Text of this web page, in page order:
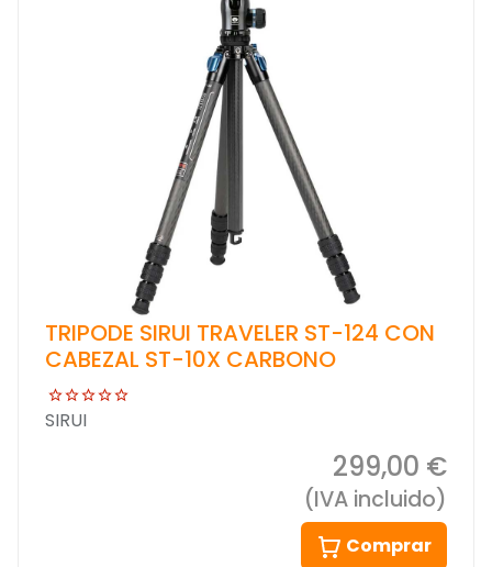
TRIPODE SIRUI TRAVELER ST-124 CON
CABEZAL ST-10X CARBONO
SIRUI
299,00 €
(IVA incluido)
Comprar